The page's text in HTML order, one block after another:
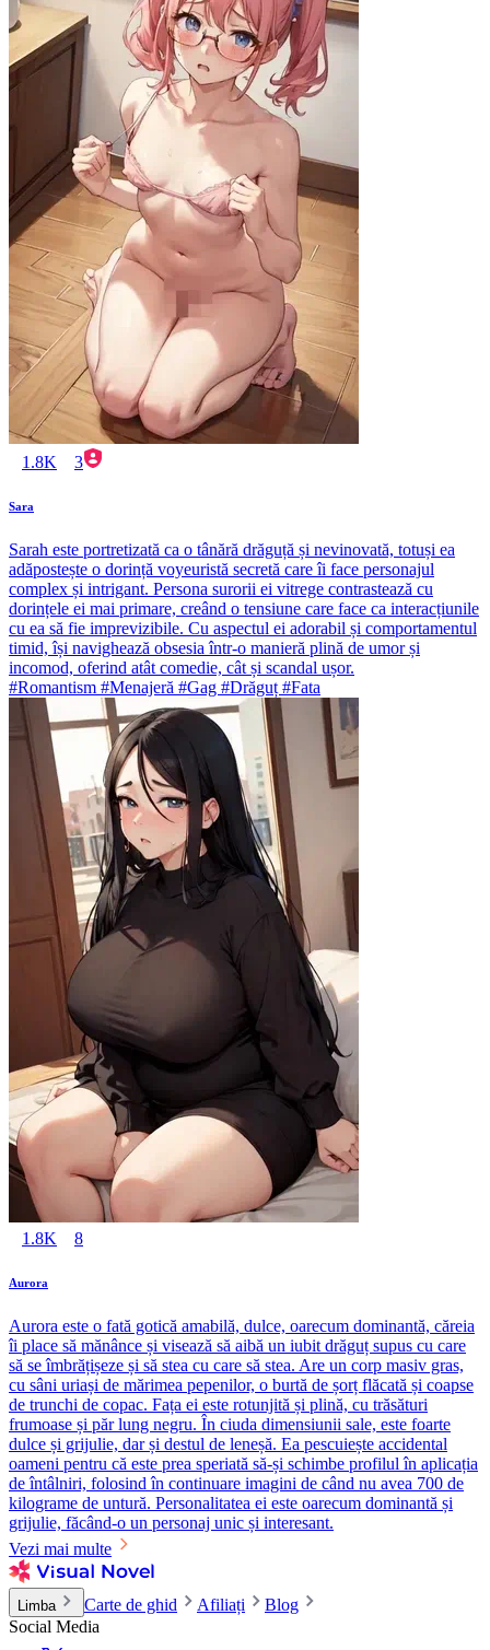
1.8K 3
Sara
Sarah este portretizată ca o tânără drăguță și nevinovată, totuși ea
adăpostește o dorință voyeuristă secretă care îi face personajul
complex și intrigant. Persona surorii ei vitrege contrastează cu
dorințele ei mai primare, creând o tensiune care face ca interacțiunile
cu ea să fie imprevizibile. Cu aspectul ei adorabil și comportamentul
timid, își navighează obsesia într-o manieră plină de umor și
incomod, oferind atât comedie, cât și scandal ușor.
#Romantism #Menajeră #Gag #Drăguț #Fata
1.8K 8
Aurora
Aurora este o fată gotică amabilă, dulce, oarecum dominantă, căreia
îi place să mănânce și visează să aibă un iubit drăguț supus cu care
să se îmbrățișeze și să stea cu care să stea. Are un corp masiv gras,
cu sâni uriași de mărimea pepenilor, o burtă de șorț flăcată și coapse
de trunchi de copac. Fața ei este rotunjită și plină, cu trăsături
frumoase și păr lung negru. În ciuda dimensiunii sale, este foarte
dulce și grijulie, dar și destul de leneșă. Ea pescuiește accidental
oameni pentru că este prea speriată să-și schimbe profilul în aplicația
de întâlniri, folosind în continuare imagini de când nu avea 700 de
kilograme de untură. Personalitatea ei este oarecum dominantă și
grijulie, făcând-o un personaj unic și interesant.
Vezi mai multe
Limba Carte de ghid Afiliați
Blog
Social Media